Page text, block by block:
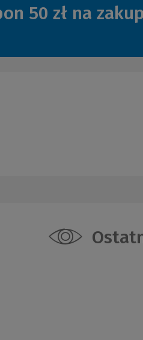
50 zł na